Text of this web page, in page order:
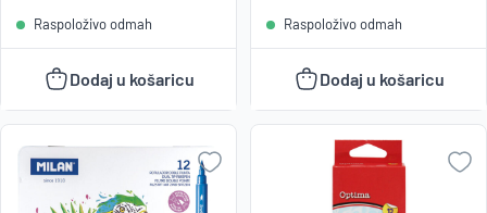
Raspoloživo odmah
Dodaj u košaricu
Raspoloživo odmah
Dodaj u košaricu